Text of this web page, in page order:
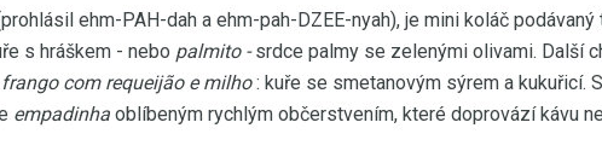
ehm-PAH-dah a ehm-pah-DZEE-nyah), je mini koláč podávaný
s hráškem - nebo palmito -srdce palmy se zelenými olivami. Další
frango com requeijão e milho: kuře se smetanovým sýrem a kukuřicí. S
empadinha oblíbeným rychlým občerstvením, které doprovází kávu